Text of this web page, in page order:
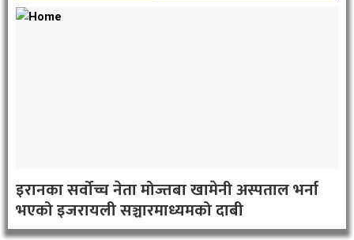
इरानका सर्वोच्च नेता मोज्तबा खामेनी अस्पताल भर्ना
भएको इजरायली सञ्चारमाध्यमको दाबी